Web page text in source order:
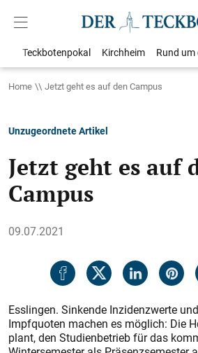
Teckbotenpokal Kirchheim Rund um
Home Jetzt geht es auf den Campus
Unzugeordnete Artikel
Jetzt geht es auf
Campus
09.07.2021
Esslingen. Sinkende Inzidenzwerte
Impfquoten machen es möglich: Die
plant, den Studienbetrieb für das